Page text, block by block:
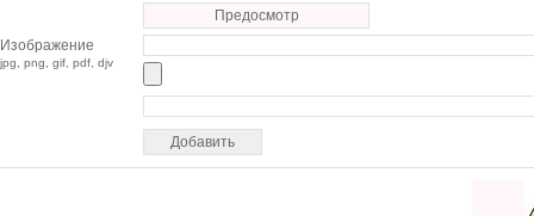
Предосмотр
Изображение
jpg, png, gif, pdf, djv